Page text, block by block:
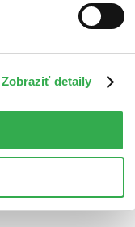
Zobraziť detaily